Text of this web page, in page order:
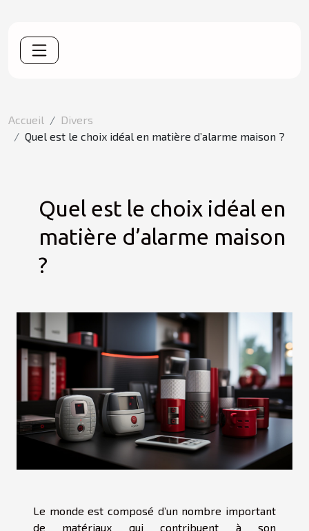
Accueil
Divers
Quel est le choix idéal en matière d’alarme maison ?
Quel est le choix idéal en
matière d’alarme maison
?
Le monde est composé d’un nombre important
de matériaux qui contribuent à son